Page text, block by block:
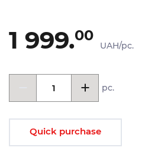
1 999.00
UAH/pc.
pc.
Quick purchase